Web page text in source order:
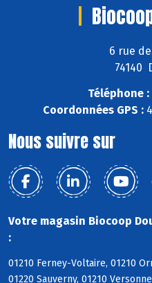
6 rue
74140
Téléphone :
Coordonnées GPS :
Nous suivre sur
Votre magasin Biocoop
:
01210 Ferney-Voltaire, 01210
01220 Sauverny, 01210